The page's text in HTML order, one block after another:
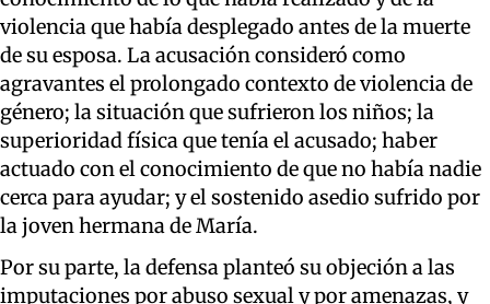
violencia que había desplegado antes de la muerte
de su esposa. La acusación consideró como
agravantes el prolongado contexto de violencia de
género; la situación que sufrieron los niños; la
superioridad física que tenía el acusado; haber
actuado con el conocimiento de que no había nadie
cerca para ayudar; y el sostenido asedio sufrido por
la joven hermana de María.
Por su parte, la defensa planteó su objeción a las
imputaciones por abuso sexual y por amenazas, y